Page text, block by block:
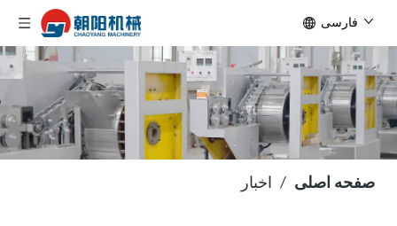
فارسی
صفحه اصلی / اخبار